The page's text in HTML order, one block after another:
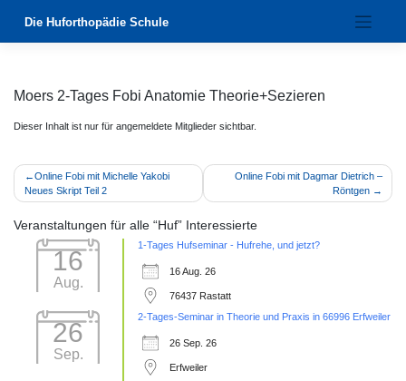
Die Huforthopädie Schule
Moers 2-Tages Fobi Anatomie Theorie+Sezieren
Dieser Inhalt ist nur für angemeldete Mitglieder sichtbar.
Beitragsnavigation
Online Fobi mit Michelle Yakobi
Neues Skript Teil 2
Online Fobi mit Dagmar Dietrich –
Röntgen
Veranstaltungen für alle “Huf” Interessierte
16
Aug.
1-Tages Hufseminar - Hufrehe, und jetzt?
16 Aug. 26
76437 Rastatt
26
Sep.
2-Tages-Seminar in Theorie und Praxis in 66996 Erfweiler
26 Sep. 26
Erfweiler